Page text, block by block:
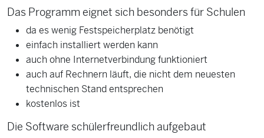
Das Programm eignet sich besonders für Schulen
da es wenig Festspeicherplatz benötigt
einfach installiert werden kann
auch ohne Internetverbindung funktioniert
auch auf Rechnern läuft, die nicht dem neuesten
technischen Stand entsprechen
kostenlos ist
Die Software schülerfreundlich aufgebaut